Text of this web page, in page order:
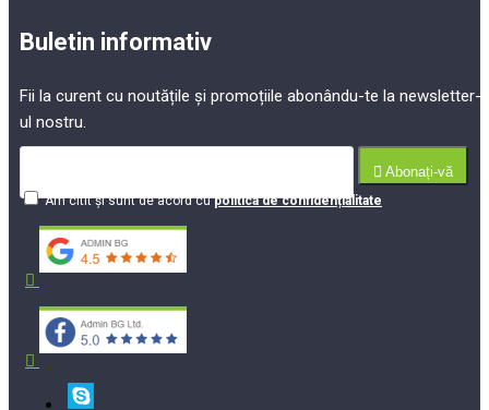
Buletin informativ
Fii la curent cu noutățile și promoțiile abonându-te la newsletter-
ul nostru.
Abonați-vă
Am citit şi sunt de acord cupolitica de confidențialitate